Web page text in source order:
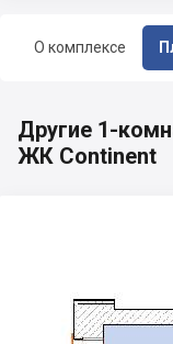
О комплексе
Другие 1-
ЖК Continent